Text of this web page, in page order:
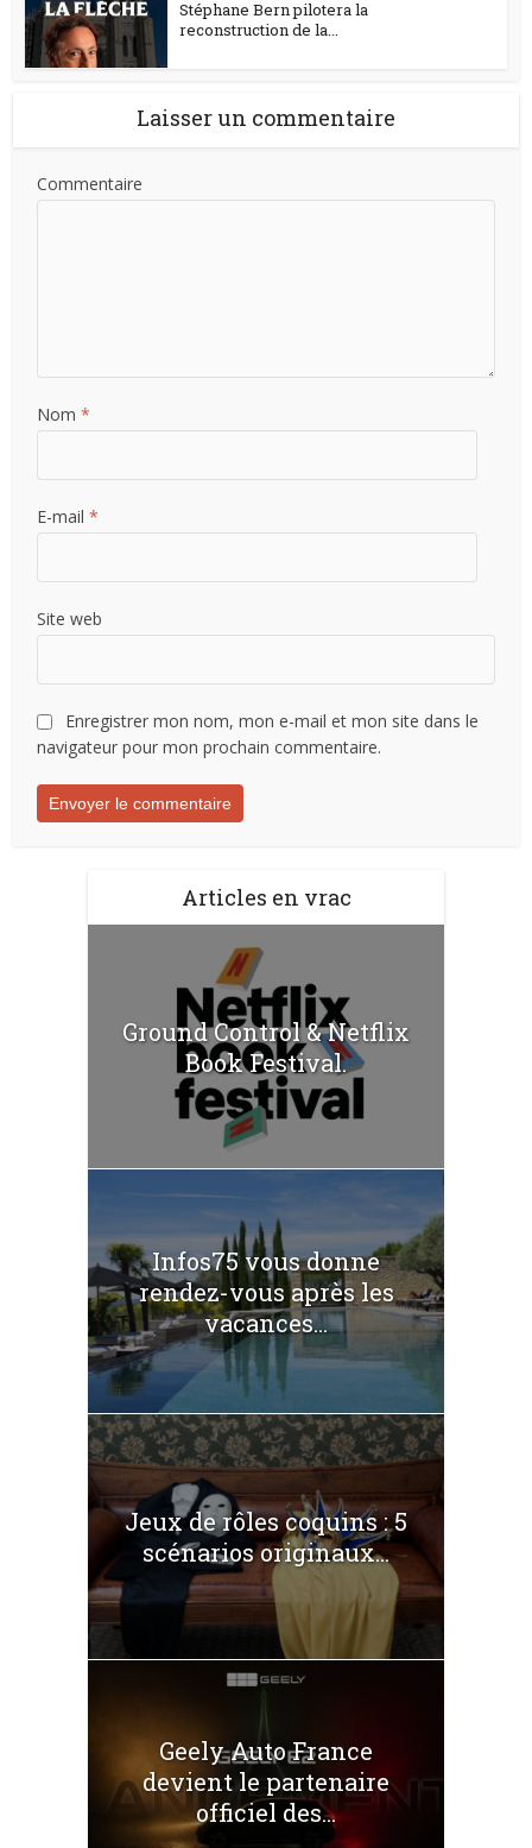
Stéphane Bern pilotera la
reconstruction de la...
Laisser un commentaire
Commentaire
Nom*
E-mail*
Site web
Enregistrer mon nom, mon e-mail et mon site dans le
navigateur pour mon prochain commentaire.
Articles en vrac
Ground Control & Netflix
Book Festival.
Infos75 vous donne
rendez-vous après les
vacances...
Jeux de rôles coquins : 5
scénarios originaux...
Geely Auto France
devient le partenaire
officiel des...